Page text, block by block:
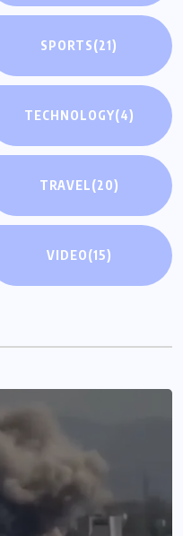
SPORTS(21)
TECHNOLOGY(4)
TRAVEL(20)
VIDEO(15)